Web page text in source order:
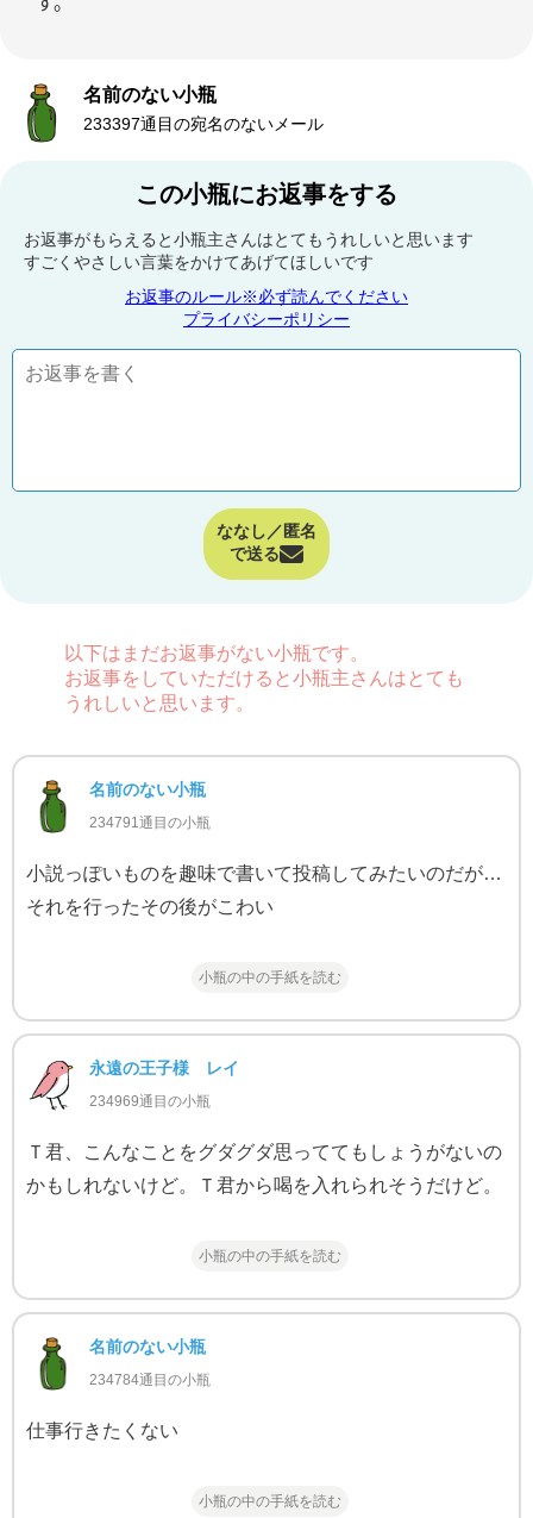
名前のない小瓶
233397通目の宛名のないメール
この小瓶にお返事をする
お返事がもらえると小瓶主さんはとてもうれしいと思います
すごくやさしい言葉をかけてあげてほしいです
お返事のルール※必ず読んでください
プライバシーポリシー
ななし／匿名
で送る
以下はまだお返事がない小瓶です。
お返事をしていただけると小瓶主さんはとても
うれしいと思います。
名前のない小瓶
234791通目の小瓶
小説っぽいものを趣味で書いて投稿してみたいのだが…
それを行ったその後がこわい
小瓶の中の手紙を読む
永遠の王子様 レイ
234969通目の小瓶
Ｔ君、こんなことをグダグダ思っててもしょうがないの
かもしれないけど。Ｔ君から喝を入れられそうだけど。
小瓶の中の手紙を読む
名前のない小瓶
234784通目の小瓶
仕事行きたくない
小瓶の中の手紙を読む